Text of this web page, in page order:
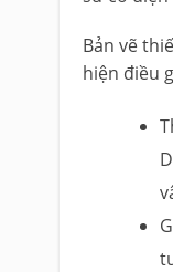
Bản vẽ
hiện điều